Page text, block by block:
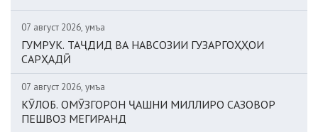
07 август 2026, Ҷумъа
ГУМРУК. ТАҶДИД ВА НАВСОЗИИ ГУЗАРГОҲҲОИ
САРҲАДӢ
07 август 2026, Ҷумъа
КӮЛОБ. ОМӮЗГОРОН ҶАШНИ МИЛЛИРО САЗОВОР
ПЕШВОЗ МЕГИРАНД